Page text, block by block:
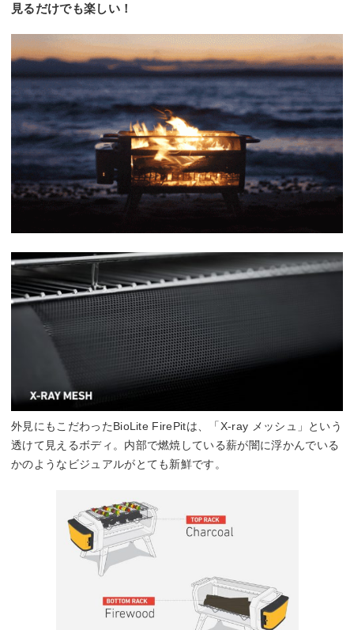
見るだけでも楽しい！
外見にもこだわったBioLite FirePitは、「X-ray メッシュ」という
透けて見えるボディ。内部で燃焼している薪が闇に浮かんでいる
かのようなビジュアルがとても新鮮です。